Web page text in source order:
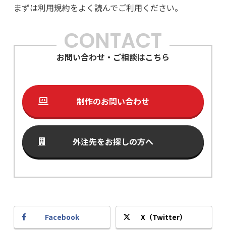
まずは利用規約をよく読んでご利用ください。
CONTACT
お問い合わせ・ご相談はこちら
制作のお問い合わせ
外注先をお探しの方へ
Facebook X（Twitter）